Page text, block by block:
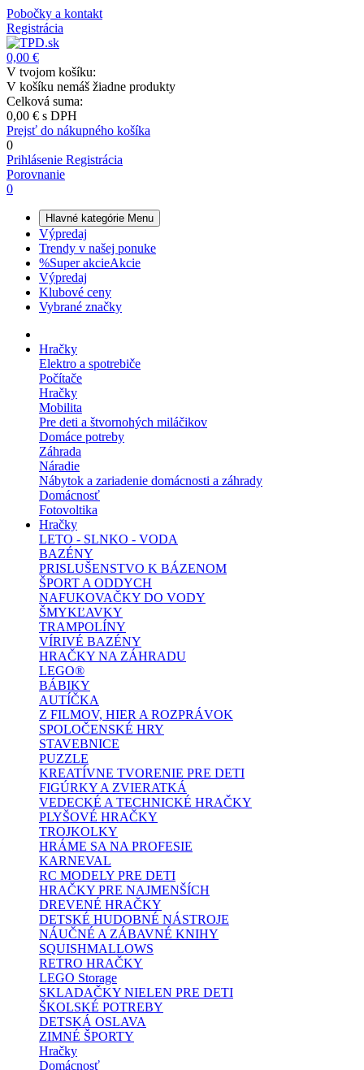
Pobočky a kontakt
Registrácia
0,00 €
V tvojom košíku:
V košíku nemáš žiadne produkty
Celková suma:
0,00 € s DPH
Prejsť do nákupného košíka
0
Prihlásenie Registrácia
Porovnanie
0
Hlavné kategórie Menu
Výpredaj
Trendy v našej ponuke
%Super akcieAkcie
Výpredaj
Klubové ceny
Vybrané značky
Hračky
Elektro a spotrebiče
Počítače
Hračky
Mobilita
Pre deti a štvornohých miláčikov
Domáce potreby
Záhrada
Náradie
Nábytok a zariadenie domácnosti a záhrady
Domácnosť
Fotovoltika
Hračky
LETO - SLNKO - VODA
BAZÉNY
PRISLUŠENSTVO K BÁZENOM
ŠPORT A ODDYCH
NAFUKOVAČKY DO VODY
ŠMYKĽAVKY
TRAMPOLÍNY
VÍRIVÉ BAZÉNY
HRAČKY NA ZÁHRADU
LEGO®
BÁBIKY
AUTÍČKA
Z FILMOV, HIER A ROZPRÁVOK
SPOLOČENSKÉ HRY
STAVEBNICE
PUZZLE
KREATÍVNE TVORENIE PRE DETI
FIGÚRKY A ZVIERATKÁ
VEDECKÉ A TECHNICKÉ HRAČKY
PLYŠOVÉ HRAČKY
TROJKOLKY
HRÁME SA NA PROFESIE
KARNEVAL
RC MODELY PRE DETI
HRAČKY PRE NAJMENŠÍCH
DREVENÉ HRAČKY
DETSKÉ HUDOBNÉ NÁSTROJE
NÁUČNÉ A ZÁBAVNÉ KNIHY
SQUISHMALLOWS
RETRO HRAČKY
LEGO Storage
SKLADAČKY NIELEN PRE DETI
ŠKOLSKÉ POTREBY
DETSKÁ OSLAVA
ZIMNÉ ŠPORTY
Hračky
Domácnosť